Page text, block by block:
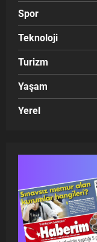
Spor
Teknoloji
Turizm
Yaşam
Yerel